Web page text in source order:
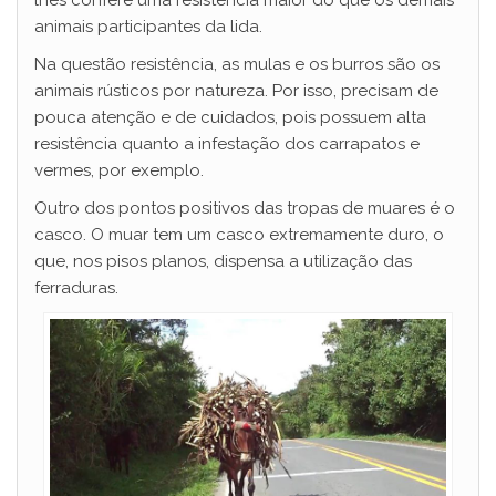
animais participantes da lida.
Na questão resistência, as mulas e os burros são os
animais rústicos por natureza. Por isso, precisam de
pouca atenção e de cuidados, pois possuem alta
resistência quanto a infestação dos carrapatos e
vermes, por exemplo.
Outro dos pontos positivos das tropas de muares é o
casco. O muar tem um casco extremamente duro, o
que, nos pisos planos, dispensa a utilização das
ferraduras.